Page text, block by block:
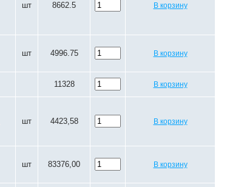
шт 8662.5 В корзину
шт 4996.75 В корзину
11328 В корзину
шт 4423,58 В корзину
шт 83376,00 В корзину